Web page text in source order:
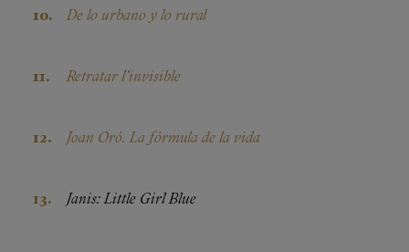
De lo urbano y lo rural
Retratar l’invisible
Joan Oró. La fórmula de la vida
Janis: Little Girl Blue